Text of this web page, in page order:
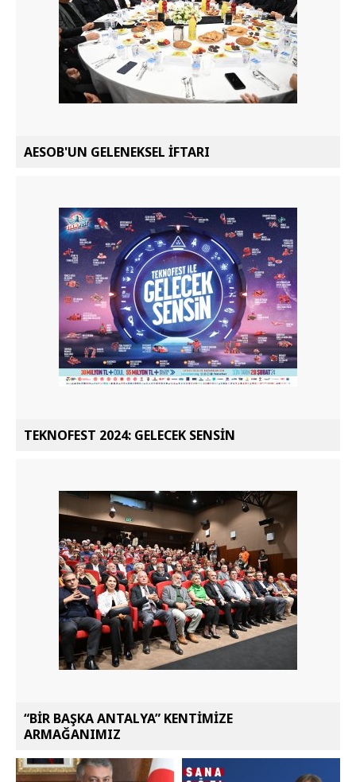
AESOB'UN GELENEKSEL İFTARI
TEKNOFEST 2024: GELECEK SENSİN
“BİR BAŞKA ANTALYA” KENTİMİZE
ARMAĞANIMIZ